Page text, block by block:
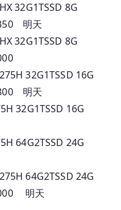
32G1TSSD 8G
明天
32G1TSSD 8G
32G1TSSD 16G
明天
32G1TSSD 16G
64G2TSSD 24G
64G2TSSD 24G
明天